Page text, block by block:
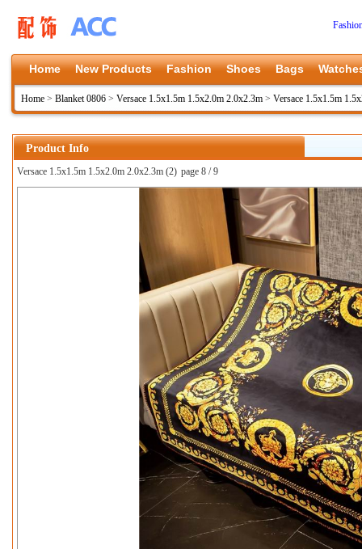
Home New Products Fashion Shoes Bags
Home > Blanket 0806 > Versace 1.5x1.5m 1.5x2.0m 2.0x2.3m > Versace 1.5x1.5m
Product Info
Versace 1.5x1.5m 1.5x2.0m 2.0x2.3m (2) page 8 / 9
上一张